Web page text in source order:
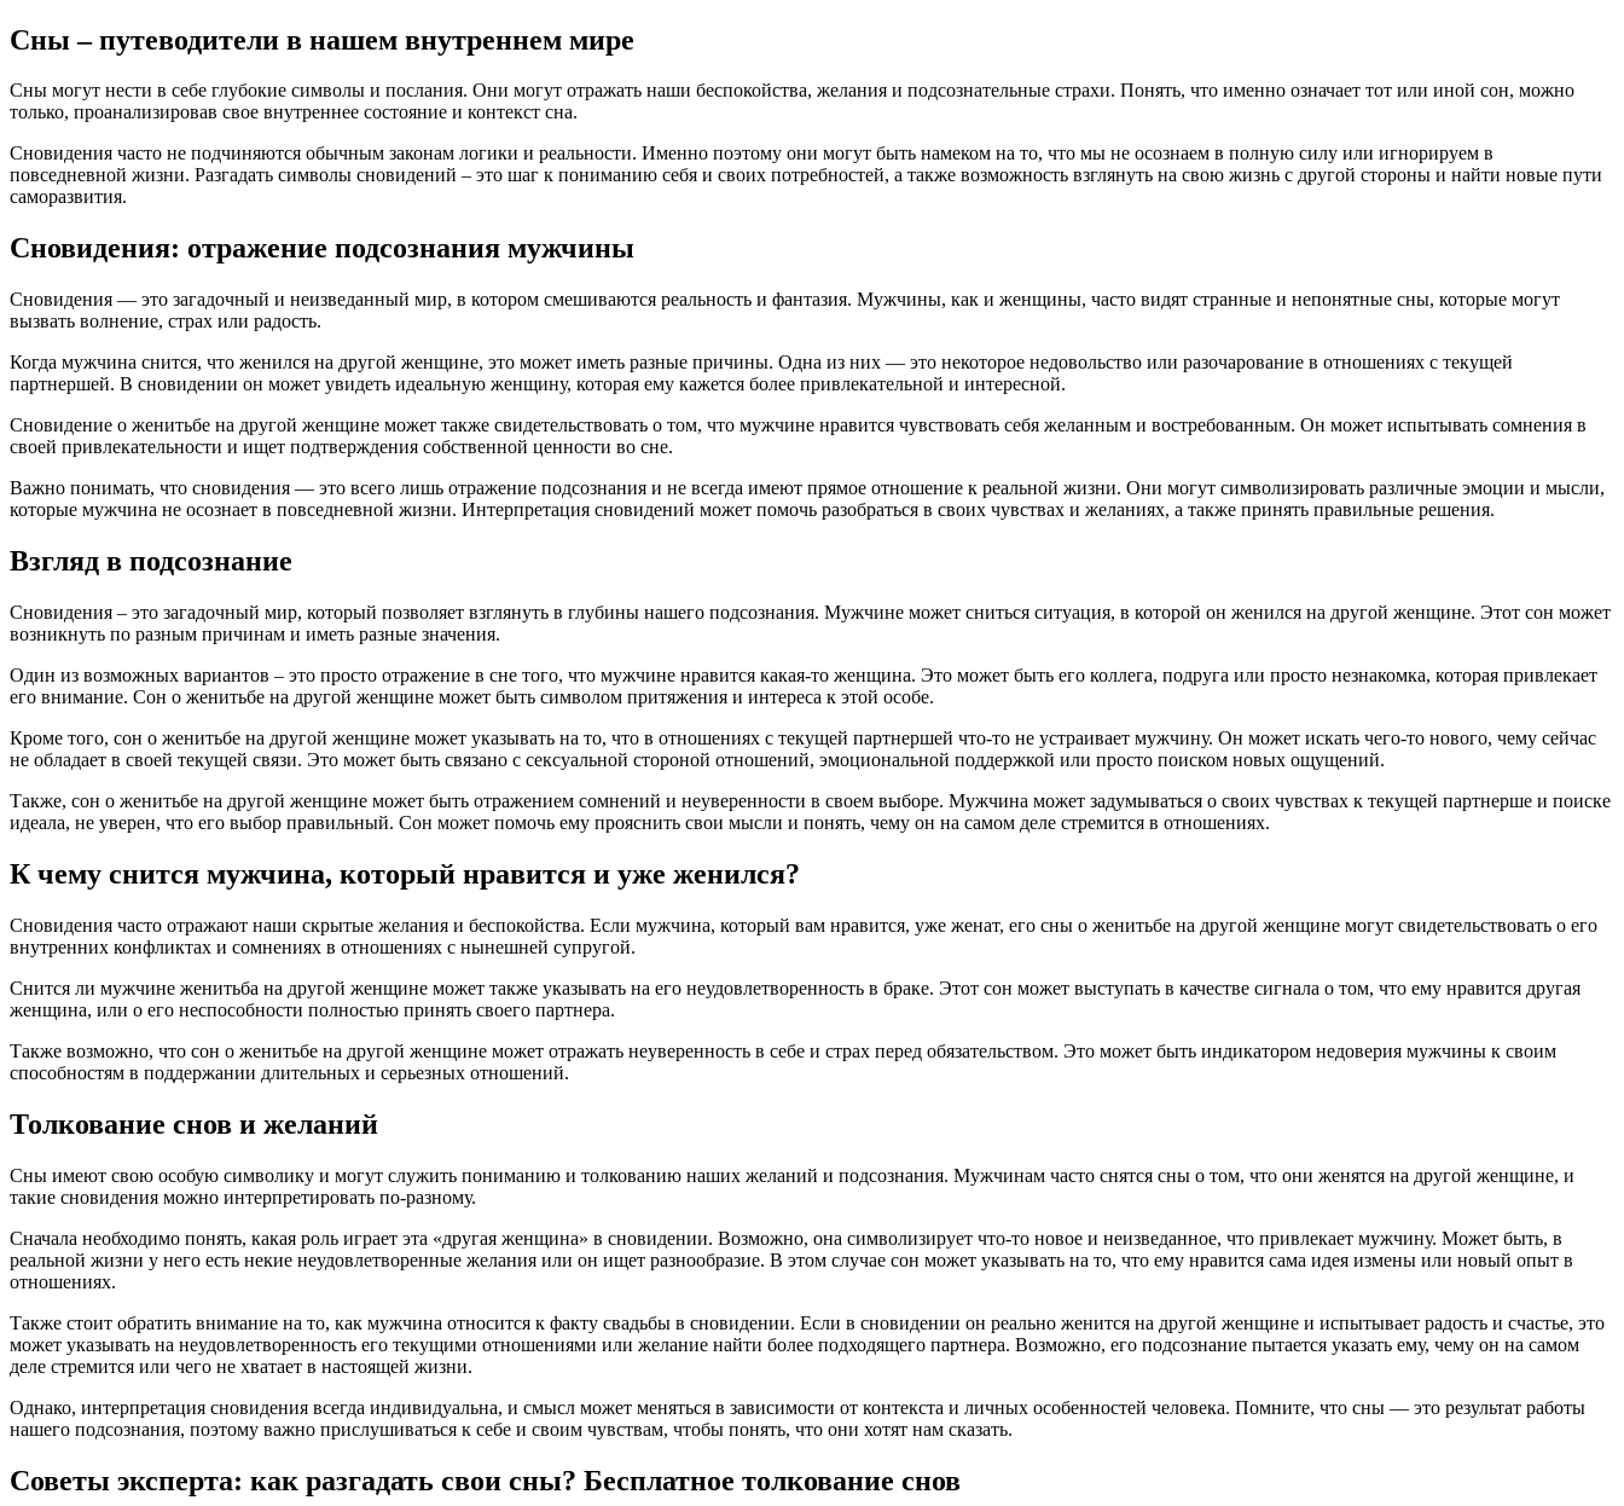
Сны – путеводители в нашем внутреннем мире
Сны могут нести в себе глубокие символы и послания. Они могут отражать наши беспокойства, желания и подсознательные страхи. Понять, что именно означает тот или иной сон, можно
только, проанализировав свое внутреннее состояние и контекст сна.
Сновидения часто не подчиняются обычным законам логики и реальности. Именно поэтому они могут быть намеком на то, что мы не осознаем в полную силу или игнорируем в
повседневной жизни. Разгадать символы сновидений – это шаг к пониманию себя и своих потребностей, а также возможность взглянуть на свою жизнь с другой стороны и найти новые пути
саморазвития.
Сновидения: отражение подсознания мужчины
Сновидения — это загадочный и неизведанный мир, в котором смешиваются реальность и фантазия. Мужчины, как и женщины, часто видят странные и непонятные сны, которые могут
вызвать волнение, страх или радость.
Когда мужчина снится, что женился на другой женщине, это может иметь разные причины. Одна из них — это некоторое недовольство или разочарование в отношениях с текущей
партнершей. В сновидении он может увидеть идеальную женщину, которая ему кажется более привлекательной и интересной.
Сновидение о женитьбе на другой женщине может также свидетельствовать о том, что мужчине нравится чувствовать себя желанным и востребованным. Он может испытывать сомнения в
своей привлекательности и ищет подтверждения собственной ценности во сне.
Важно понимать, что сновидения — это всего лишь отражение подсознания и не всегда имеют прямое отношение к реальной жизни. Они могут символизировать различные эмоции и мысли,
которые мужчина не осознает в повседневной жизни. Интерпретация сновидений может помочь разобраться в своих чувствах и желаниях, а также принять правильные решения.
Взгляд в подсознание
Сновидения – это загадочный мир, который позволяет взглянуть в глубины нашего подсознания. Мужчине может сниться ситуация, в которой он женился на другой женщине. Этот сон может
возникнуть по разным причинам и иметь разные значения.
Один из возможных вариантов – это просто отражение в сне того, что мужчине нравится какая-то женщина. Это может быть его коллега, подруга или просто незнакомка, которая привлекает
его внимание. Сон о женитьбе на другой женщине может быть символом притяжения и интереса к этой особе.
Кроме того, сон о женитьбе на другой женщине может указывать на то, что в отношениях с текущей партнершей что-то не устраивает мужчину. Он может искать чего-то нового, чему сейчас
не обладает в своей текущей связи. Это может быть связано с сексуальной стороной отношений, эмоциональной поддержкой или просто поиском новых ощущений.
Также, сон о женитьбе на другой женщине может быть отражением сомнений и неуверенности в своем выборе. Мужчина может задумываться о своих чувствах к текущей партнерше и поиске
идеала, не уверен, что его выбор правильный. Сон может помочь ему прояснить свои мысли и понять, чему он на самом деле стремится в отношениях.
К чему снится мужчина, который нравится и уже женился?
Сновидения часто отражают наши скрытые желания и беспокойства. Если мужчина, который вам нравится, уже женат, его сны о женитьбе на другой женщине могут свидетельствовать о его
внутренних конфликтах и сомнениях в отношениях с нынешней супругой.
Снится ли мужчине женитьба на другой женщине может также указывать на его неудовлетворенность в браке. Этот сон может выступать в качестве сигнала о том, что ему нравится другая
женщина, или о его неспособности полностью принять своего партнера.
Также возможно, что сон о женитьбе на другой женщине может отражать неуверенность в себе и страх перед обязательством. Это может быть индикатором недоверия мужчины к своим
способностям в поддержании длительных и серьезных отношений.
Толкование снов и желаний
Сны имеют свою особую символику и могут служить пониманию и толкованию наших желаний и подсознания. Мужчинам часто снятся сны о том, что они женятся на другой женщине, и
такие сновидения можно интерпретировать по-разному.
Сначала необходимо понять, какая роль играет эта «другая женщина» в сновидении. Возможно, она символизирует что-то новое и неизведанное, что привлекает мужчину. Может быть, в
реальной жизни у него есть некие неудовлетворенные желания или он ищет разнообразие. В этом случае сон может указывать на то, что ему нравится сама идея измены или новый опыт в
отношениях.
Также стоит обратить внимание на то, как мужчина относится к факту свадьбы в сновидении. Если в сновидении он реально женится на другой женщине и испытывает радость и счастье, это
может указывать на неудовлетворенность его текущими отношениями или желание найти более подходящего партнера. Возможно, его подсознание пытается указать ему, чему он на самом
деле стремится или чего не хватает в настоящей жизни.
Однако, интерпретация сновидения всегда индивидуальна, и смысл может меняться в зависимости от контекста и личных особенностей человека. Помните, что сны — это результат работы
нашего подсознания, поэтому важно прислушиваться к себе и своим чувствам, чтобы понять, что они хотят нам сказать.
Советы эксперта: как разгадать свои сны? Бесплатное толкование снов